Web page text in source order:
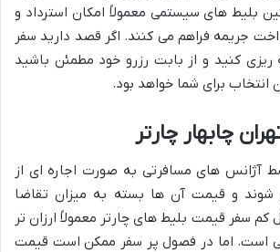
بلیط های سیستمی معمولاً امکان استرداد و
جریمه فراهم می کنند. اگر قصد دارید سفر
ریزی کنید و از بابت رزرو خود مطمئن باشید
انتخاب برای شما خواهد بود.
چابهار چارتر
آژانس های مسافرتی به صورت اجاره ای از
شوند و قیمت آن ها بسته به میزان تقاضا
سفر قیمت بلیط های چارتر معمولاً ارزان تر
است. اما در فصول پر سفر ممکن است قیمت